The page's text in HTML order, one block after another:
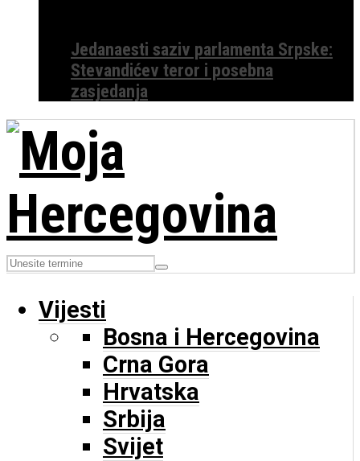
Jedanaesti saziv parlamenta Srpske:
Stevandićev teror i posebna
zasjedanja
Vijesti
Bosna i Hercegovina
Crna Gora
Hrvatska
Srbija
Svijet